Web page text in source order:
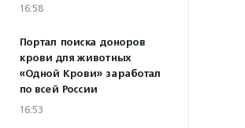
16:58
Портал поиска доноров
крови для животных
«Одной Крови» заработал
по всей России
16:53